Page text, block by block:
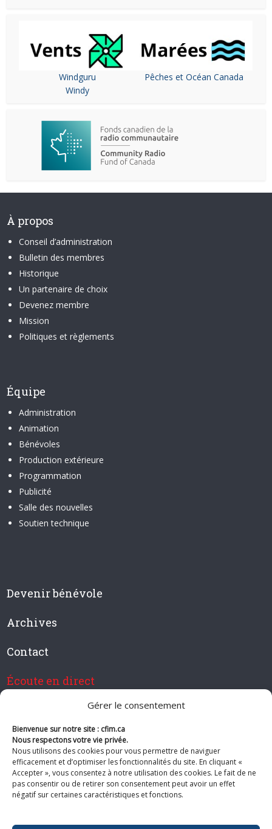
Gérer le consentement
Bienvenue sur notre site : cfim.ca
Nous respectons votre vie privée.
Nous utilisons des cookies pour vous permettre de naviguer
efficacement et d’optimiser les fonctionnalités du site. En cliquant «
Accepter », vous consentez à notre utilisation des cookies. Le fait de ne
pas consentir ou de retirer son consentement peut avoir un effet
négatif sur certaines caractéristiques et fonctions.
Windguru
Windy
Pêches et Océan Canada
À propos
Conseil d’administration
Bulletin des membres
Historique
Un partenaire de choix
Devenez membre
Mission
Politiques et règlements
Équipe
Administration
Animation
Bénévoles
Production extérieure
Programmation
Publicité
Salle des nouvelles
Soutien technique
Devenir bénévole
Archives
Contact
Écoute en direct
Devenir membre de CFIM
Suivez-nous